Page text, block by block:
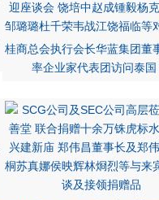
桂商总会执行会长华蓝集团董
率企业家代表团访问泰